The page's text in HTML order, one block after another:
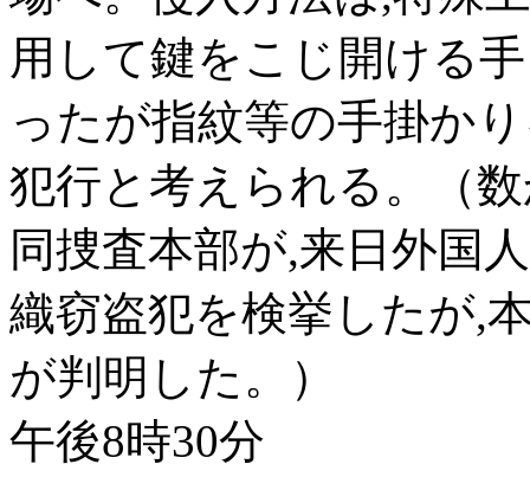
用して鍵をこじ開ける
ったが指紋等の手掛か
犯行と考えられる。（
同捜査本部が,来日外国
織窃盗犯を検挙したが,
が判明した。）
午後8時30分